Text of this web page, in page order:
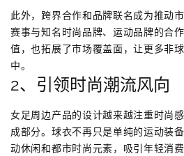
此外，跨界合作和品牌联名成为推动
赛事与知名时尚品牌、运动品牌的合
值，也拓展了市场覆盖面，让更多非
中。
2、引领时尚潮流风向
女足周边产品的设计越来越注重时尚
成部分。球衣不再只是单纯的运动装
动休闲和都市时尚元素，吸引年轻消费